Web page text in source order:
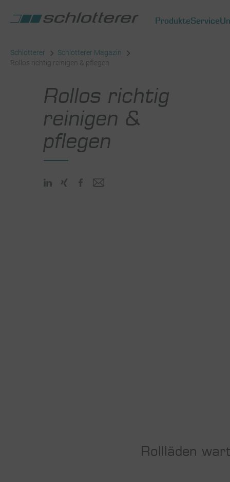
ProdukteService
Schlotterer
Schlotterer Magazin
Rollos richtig reinigen & pflegen
Rollos richtig
reinigen &
pflegen
Rollläden